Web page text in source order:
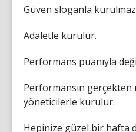
Güven sloganla
Adaletle kurulur.
Performans puanıyla
Performansın
yöneticilerle kurulur.
Hepinize güzel bir hafta